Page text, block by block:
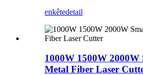
enkêtedetail
1000W 1500W 2000W
Metal Fiber Laser